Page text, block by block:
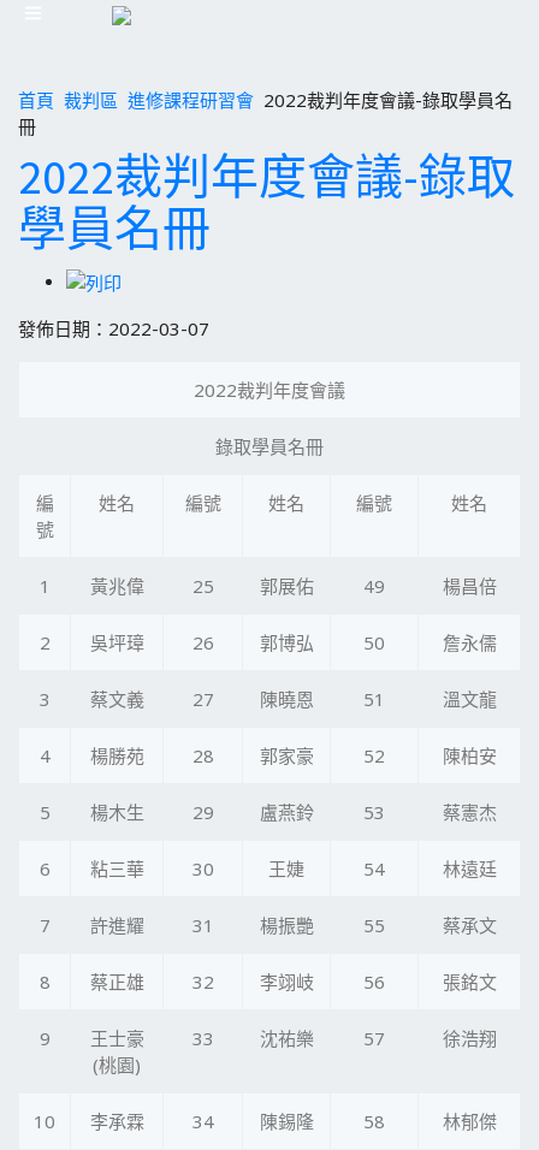
首頁 裁判區 進修課程研習會 2022裁判年度會議-錄取學員名
冊
2022裁判年度會議-錄取
學員名冊
發佈日期：2022-03-07
2022裁判年度會議
錄取學員名冊
編
號
姓名 編號 姓名 編號 姓名
1 黃兆偉 25 郭展佑 49 楊昌倍
2 吳坪璋 26 郭博弘 50 詹永儒
3 蔡文義 27 陳曉恩 51 溫文龍
4 楊勝苑 28 郭家豪 52 陳柏安
5 楊木生 29 盧燕鈴 53 蔡憲杰
6 粘三華 30 王婕 54 林遠廷
7 許進耀 31 楊振艷 55 蔡承文
8 蔡正雄 32 李翊岐 56 張銘文
9
王士豪
(桃園)
33 沈祐樂 57 徐浩翔
10 李承霖 34 陳錫隆 58 林郁傑